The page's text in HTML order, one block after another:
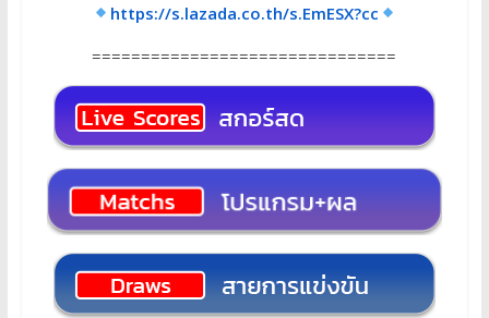
https://s.lazada.co.th/s.EmESX?cc
===============================